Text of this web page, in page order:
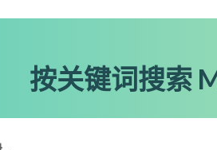
按关键词搜索